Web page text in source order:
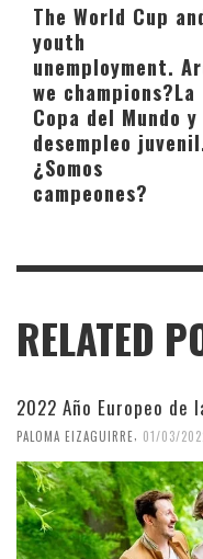
The World Cup
youth
unemployment.
we champions?La
Copa del Mundo
desempleo
¿Somos
campeones?
RELATED
2022 Año Europeo de
PALOMA EIZAGUIRRE, 01/03/